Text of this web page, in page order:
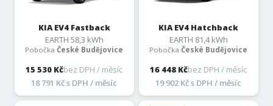
KIA EV4 Fastback
EARTH 58,3 kWh
PobočkaČeské Budějovice
15 530 Kčbez DPH / měsíc
18 791 Kč s DPH / měsíc
KIA EV4 Hatchback
EARTH 81,4 kWh
PobočkaČeské Budějovice
16 448 Kčbez DPH / měsíc
19 902 Kč s DPH / měsíc